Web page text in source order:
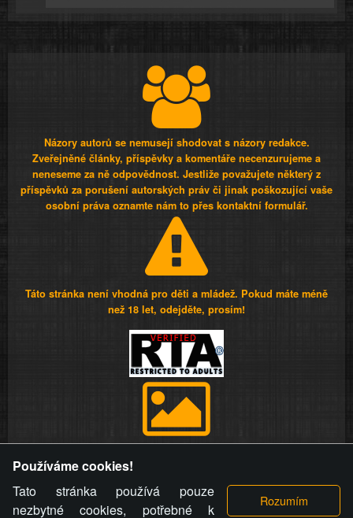
Názory autorů se nemusejí shodovat s názory redakce.
Zveřejněné články, příspěvky a komentáře necenzurujeme a
neneseme za ně odpovědnost. Jestliže považujete některý z
příspěvků za porušení autorských práv či jinak poškozující vaše
osobní práva oznamte nám to přes kontaktní formulář.
Táto stránka není vhodná pro děti a mládež. Pokud máte méně
než 18 let, odejděte, prosím!
videa a komentáře. Osoba, které se toto opatření provozovatele
stránky týče, ani osoba, která umístila fotografii nebo video na
stránku, nemůže z důvodu odstranění fotografie, videa nebo
Používáme cookies!
Tato stránka používá pouze
nezbytné cookies, potřebné k